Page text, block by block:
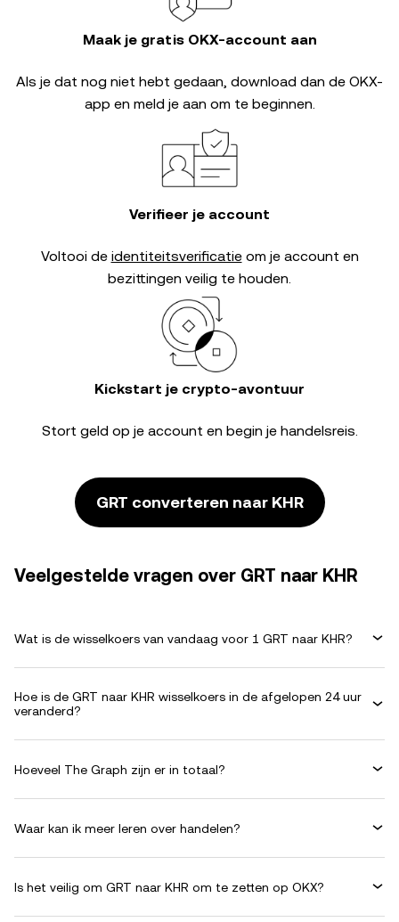
Maak je gratis OKX-account aan
Als je dat nog niet hebt gedaan, download dan de OKX-
app en meld je aan om te beginnen.
Verifieer je account
Voltooi de identiteitsverificatieom je account en
bezittingen veilig te houden.
Kickstart je crypto-avontuur
Stort geld op je account en begin je handelsreis.
GRT converteren naar KHR
Veelgestelde vragen over GRT naar KHR
Wat is de wisselkoers van vandaag voor 1 GRT naar KHR?
Hoe is de GRT naar KHR wisselkoers in de afgelopen 24 uur
veranderd?
Hoeveel The Graph zijn er in totaal?
Waar kan ik meer leren over handelen?
Is het veilig om GRT naar KHR om te zetten op OKX?